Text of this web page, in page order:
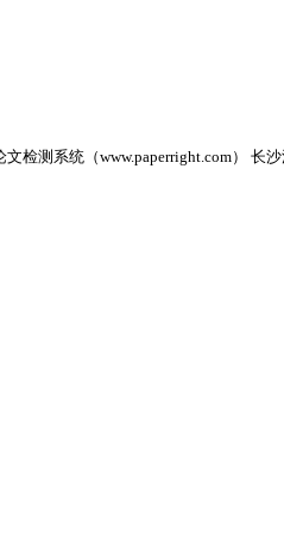
检测系统（www.paperright.com） 长